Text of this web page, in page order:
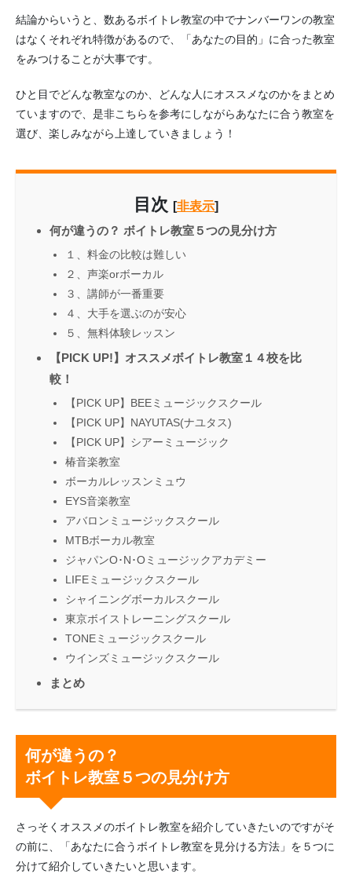
結論からいうと、数あるボイトレ教室の中でナンバーワンの教室
はなくそれぞれ特徴があるので、「あなたの目的」に合った教室
をみつけることが大事です。
ひと目でどんな教室なのか、どんな人にオススメなのかをまとめ
ていますので、是非こちらを参考にしながらあなたに合う教室を
選び、楽しみながら上達していきましょう！
目次 [非表示]
何が違うの？ ボイトレ教室５つの見分け方
１、料金の比較は難しい
２、声楽orボーカル
３、講師が一番重要
４、大手を選ぶのが安心
５、無料体験レッスン
【PICK UP!】オススメボイトレ教室１４校を比
較！
【PICK UP】BEEミュージックスクール
【PICK UP】NAYUTAS(ナユタス)
【PICK UP】シアーミュージック
椿音楽教室
ボーカルレッスンミュウ
EYS音楽教室
アバロンミュージックスクール
MTBボーカル教室
ジャパンO･N･Oミュージックアカデミー
LIFEミュージックスクール
シャイニングボーカルスクール
東京ボイストレーニングスクール
TONEミュージックスクール
ウインズミュージックスクール
まとめ
何が違うの？
ボイトレ教室５つの見分け方
さっそくオススメのボイトレ教室を紹介していきたいのですがそ
の前に、「あなたに合うボイトレ教室を見分ける方法」を５つに
分けて紹介していきたいと思います。